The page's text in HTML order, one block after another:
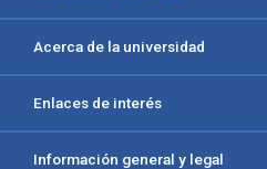
Acerca de la universidad
Enlaces de interés
Información general y legal